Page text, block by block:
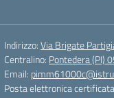
Indirizzo:Via Brigate
Centralino: Pontedera (PI)
Email:
Posta elettronica